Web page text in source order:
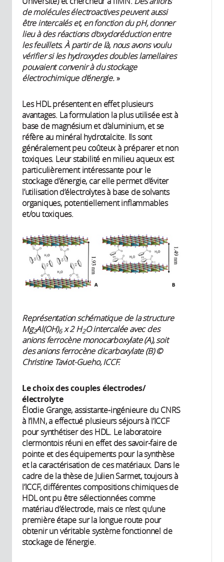
de molécules électroactives peuvent aussi
être intercalés et, en fonction du pH, donner
lieu à des réactions d’oxydoréduction entre
les feuillets. À partir de là, nous avons voulu
vérifier si les hydroxydes doubles lamellaires
pouvaient convenir à du stockage
électrochimique d’énergie.»
Les HDL présentent en effet plusieurs
avantages. La formulation la plus utilisée est à
base de magnésium et d’aluminium, et se
réfère au minéral hydrotalcite. Ils sont
généralement peu coûteux à préparer et non
toxiques. Leur stabilité en milieu aqueux est
particulièrement intéressante pour le
stockage d’énergie, car elle permet d’éviter
l’utilisation d’électrolytes à base de solvants
organiques, potentiellement inflammables
et/ou toxiques.
Représentation schématique de la structure
Mg2Al(OH)6x 2 H2O intercalée avec des
anions ferrocène monocarboxylate (A), soit
des anions ferrocène dicarboxylate (B) ©
Christine Taviot-Gueho, ICCF.
Le choix des couples électrodes/
électrolyte
Élodie Grange, assistante-ingénieure du CNRS
à l’IMN, a effectué plusieurs séjours à l’ICCF
pour synthétiser des HDL. Le laboratoire
clermontois réuni en effet des savoir-faire de
pointe et des équipements pour la synthèse
et la caractérisation de ces matériaux. Dans le
cadre de la thèse de Julien Sarmet, toujours à
l’ICCF, différentes compositions chimiques de
HDL ont pu être sélectionnées comme
matériau d’électrode, mais ce n’est qu’une
première étape sur la longue route pour
obtenir un véritable système fonctionnel de
stockage de l’énergie.